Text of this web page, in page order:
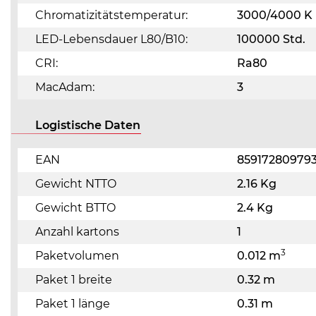
Chromatizitätstemperatur:
3000/4000 K
LED-Lebensdauer L80/B10:
100000 Std.
CRI:
Ra80
MacAdam:
3
Logistische Daten
EAN
Gewicht NTTO
2.16 Kg
Gewicht BTTO
2.4 Kg
Anzahl kartons
1
Paketvolumen
0.012 m3
Paket 1 breite
0.32 m
Paket 1 länge
0.31 m